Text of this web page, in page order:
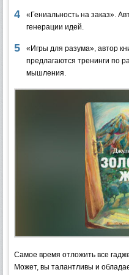
«Гениальность на заказ».
генерации идей.
«Игры для разума», автор
предлагаются тренинги по
мышления.
Самое время отложить все
Может, вы талантливы и